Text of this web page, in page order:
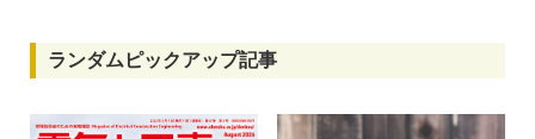
ランダムピックアップ記事